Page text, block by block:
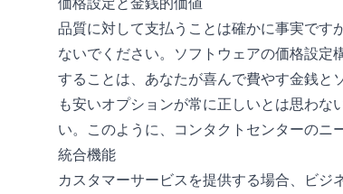
品質に対して支払うことは確かに事実です
ないでください。ソフトウェアの価格設定
することは、あなたが喜んで費やす金銭と
も安いオプションが常に正しいとは思わ
い。このように、コンタクトセンターのニ
統合機能
カスタマーサービスを提供する場合、ビ